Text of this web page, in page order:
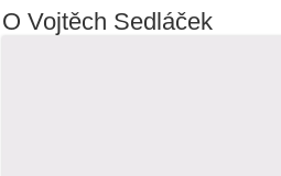
O Vojtěch Sedláček